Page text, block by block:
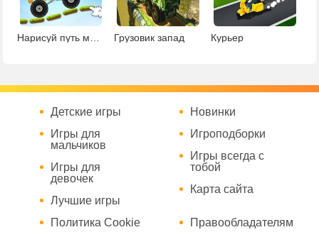
Нарисуй путь монстр-траку Грузовик запад Курьер
Детские игры
Игры для
мальчиков
Игры для
девочек
Лучшие игры
Новинки
Игроподборки
Игры всегда с
тобой
Карта сайта
Политика Cookie Правообладателям